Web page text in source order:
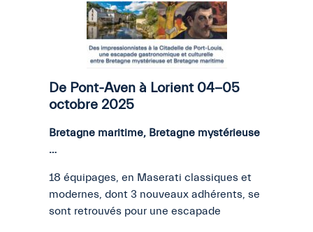
De Pont-Aven à Lorient 04-05
octobre 2025
Bretagne maritime, Bretagne mystérieuse
…
18 équipages, en Maserati classiques et
modernes, dont 3 nouveaux adhérents, se
sont retrouvés pour une escapade